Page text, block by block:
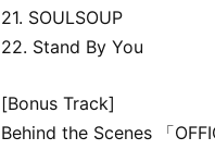
21. SOULSOUP
22. Stand By You
[Bonus Track]
Behind the Scenes 「